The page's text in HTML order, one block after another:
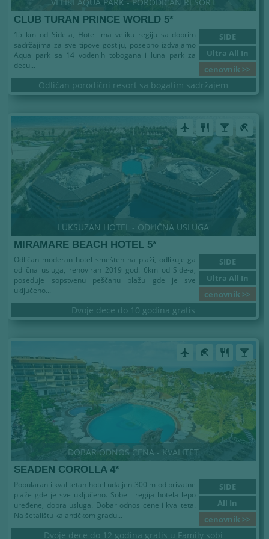
VELIKI AQUA PARK - PORODIČAN RESORT
CLUB TURAN PRINCE WORLD 5*
SIDE
Ultra All In
cenovnik >>
15 km od Side-a, Hotel ima veliku regiju sa dobrim
sadržajima za sve tipove gostiju, posebno izdvajamo
Aqua park sa 14 vodenih tobogana i luna park za
decu...
Odličan porodični resort sa bogatim sadržajem
airplanemode_active restaurant local_bar beach_access
LUKSUZAN HOTEL - ODLIČNA USLUGA
MIRAMARE BEACH HOTEL 5*
SIDE
Ultra All In
cenovnik >>
Odličan moderan hotel smešten na plaži, odlikuje ga
odlična usluga, renoviran 2019 god. 6km od Side-a,
poseduje sopstvenu peščanu plažu gde je sve
uključeno...
Dvoje dece do 10 godina gratis
airplanemode_active beach_access restaurant local_bar
DOBAR ODNOS CENA - KVALITET
SEADEN COROLLA 4*
SIDE
All In
cenovnik >>
Popularan i kvalitetan hotel udaljen 300 m od privatne
plaže gde je sve uključeno. Sobe i regija hotela lepo
uređene, dobra usluga. Dobar odnos cene i kvaliteta.
Na šetalištu ka antičkom gradu...
Dvoje dece do 12 godina gratis u Family sobi